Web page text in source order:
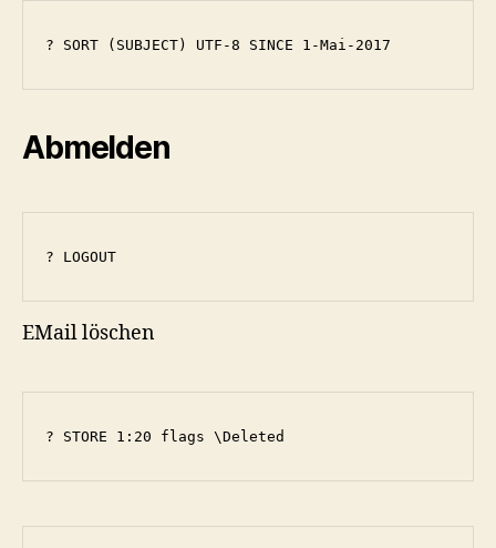
? SORT (SUBJECT) UTF-8 SINCE 1-Mai-2017
Abmelden
? LOGOUT
EMail löschen
? STORE 1:20 flags \Deleted